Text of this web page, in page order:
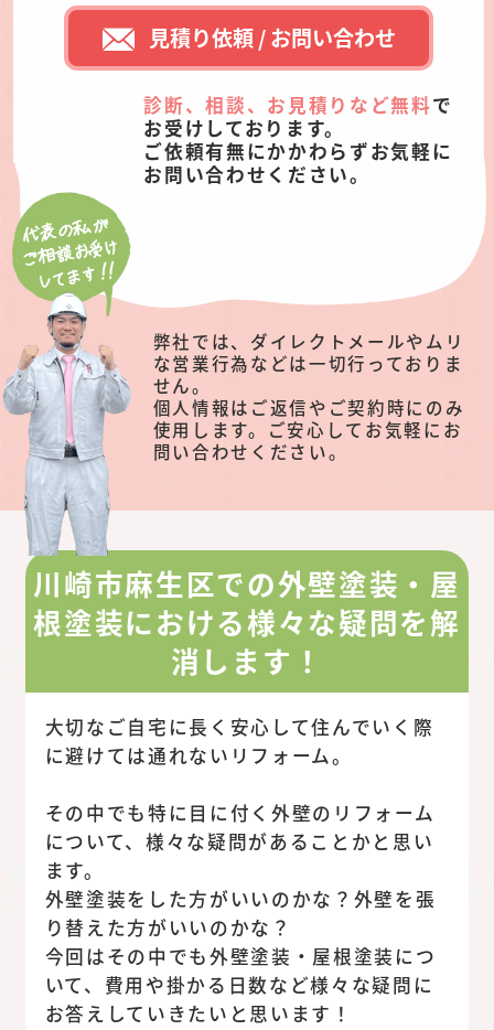
見積り依頼 / お問い合わせ
診断、相談、お見積りなど無料で
お受けしております。
ご依頼有無にかかわらずお気軽に
お問い合わせください。
弊社では、ダイレクトメールやムリ
な営業行為などは一切行っておりま
せん。
個人情報はご返信やご契約時にのみ
使用します。ご安心してお気軽にお
問い合わせください。
川崎市麻生区での外壁塗装・屋
根塗装における様々な疑問を解
消します！
大切なご自宅に長く安心して住んでいく際
に避けては通れないリフォーム。
その中でも特に目に付く外壁のリフォーム
について、様々な疑問があることかと思い
ます。
外壁塗装をした方がいいのかな？外壁を張
り替えた方がいいのかな？
今回はその中でも外壁塗装・屋根塗装につ
いて、費用や掛かる日数など様々な疑問に
お答えしていきたいと思います！